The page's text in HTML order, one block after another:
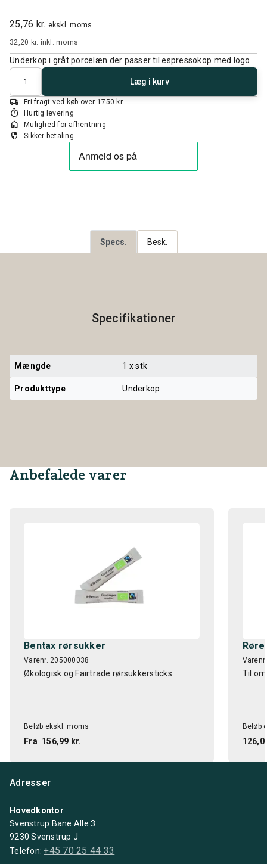
25,76 kr. ekskl. moms
32,20 kr. inkl. moms
Underkop i gråt porcelæn der passer til espressokop med logo
Antal
Læg i kurv
local_shipping Fri fragt ved køb over 1750 kr.
timer Hurtig levering
home Mulighed for afhentning
security Sikker betaling
Specs. Besk.
Specifikationer
Mængde 1 x stk
Produkttype Underkop
Anbefalede varer
Bentax rørsukker
Varenr. 205000038
Økologisk og Fairtrade rørsukkersticks
Beløb ekskl. moms
Fra 156,99 kr.
Til
Beløb
Adresser
Hovedkontor
Svenstrup Bane Alle 3
9230 Svenstrup J
Telefon:+45 70 25 44 33